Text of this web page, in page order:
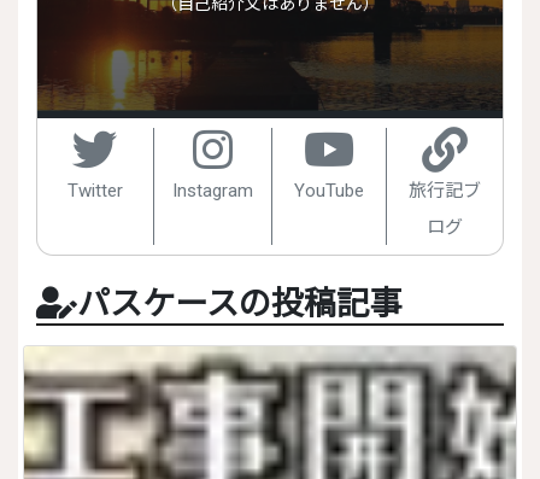
Twitter Instagram YouTube
旅行記ブ
ログ
パスケースの投稿記事